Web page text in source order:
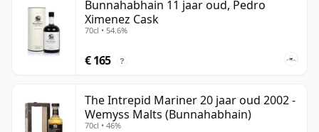
Bunnahabhain 11 jaar oud, Pedro
Ximenez Cask
70cl • 54.6%
€ 165 ?
The Intrepid Mariner 20 jaar oud 2002 -
Wemyss Malts (Bunnahabhain)
70cl • 46%